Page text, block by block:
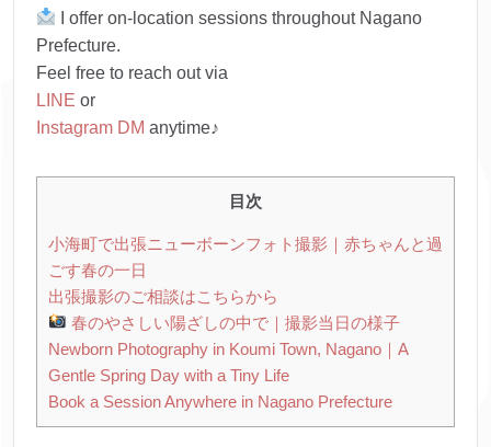
I offer on-location sessions throughout Nagano
Prefecture.
Feel free to reach out via
LINE or
Instagram DM anytime♪
目次
小海町で出張ニューボーンフォト撮影｜赤ちゃんと過
ごす春の一日
出張撮影のご相談はこちらから
春のやさしい陽ざしの中で｜撮影当日の様子
Newborn Photography in Koumi Town, Nagano｜A
Gentle Spring Day with a Tiny Life
Book a Session Anywhere in Nagano Prefecture